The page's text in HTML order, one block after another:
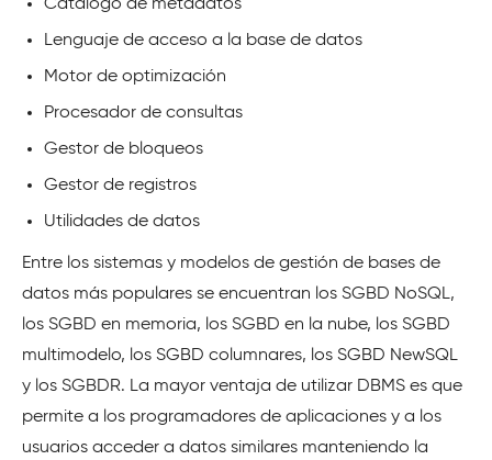
Catálogo de metadatos
Lenguaje de acceso a la base de datos
Motor de optimización
Procesador de consultas
Gestor de bloqueos
Gestor de registros
Utilidades de datos
Entre los sistemas y modelos de gestión de bases de
datos más populares se encuentran los SGBD NoSQL,
los SGBD en memoria, los SGBD en la nube, los SGBD
multimodelo, los SGBD columnares, los SGBD NewSQL
y los SGBDR. La mayor ventaja de utilizar DBMS es que
permite a los programadores de aplicaciones y a los
usuarios acceder a datos similares manteniendo la